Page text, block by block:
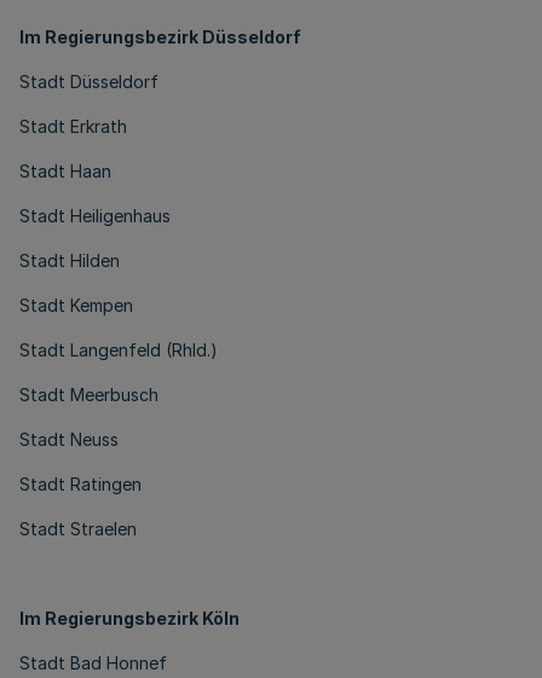
Im Regierungsbezirk Düsseldorf
Stadt Düsseldorf
Stadt Erkrath
Stadt Haan
Stadt Heiligenhaus
Stadt Hilden
Stadt Kempen
Stadt Langenfeld (Rhld.)
Stadt Meerbusch
Stadt Neuss
Stadt Ratingen
Stadt Straelen
Im Regierungsbezirk Köln
Stadt Bad Honnef